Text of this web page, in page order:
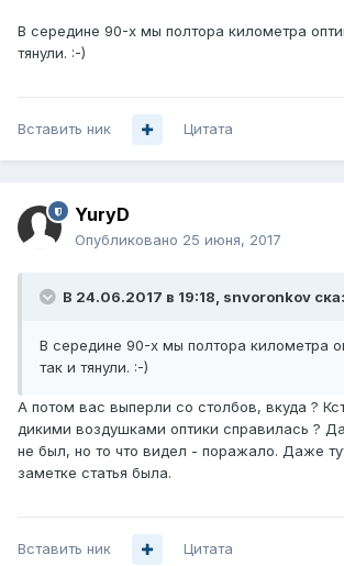
В середине 90-х мы полтора километра
тянули. :-)
Вставить ник Цитата
YuryD
Опубликовано 25 июня, 2017
В 24.06.2017 в 19:18, snvoronkov
В середине 90-х мы полтора километра
так и тянули. :-)
А потом вас выперли со столбов, вкуда ?
дикими воздушками оптики справилась ?
не был, но то что видел - поражало. Даже
заметке статья была.
Вставить ник Цитата